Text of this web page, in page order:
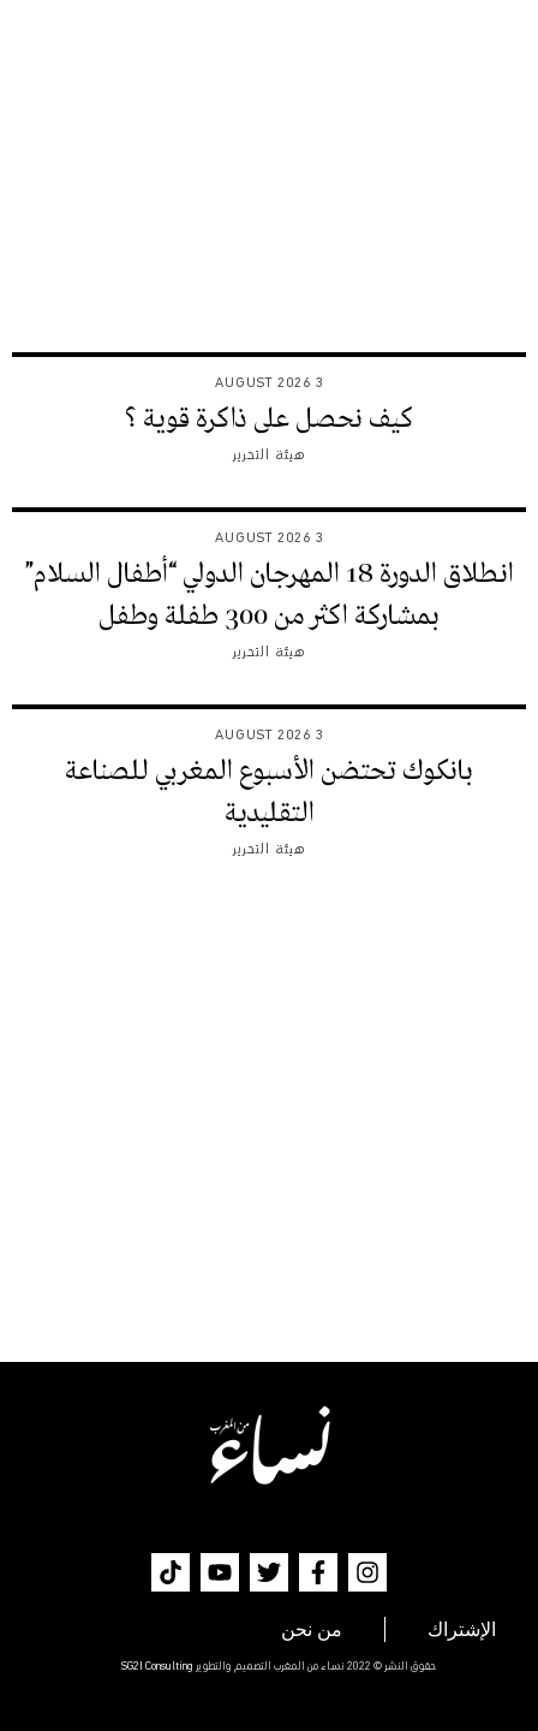
3 AUGUST 2026
كيف نحصل على ذاكرة قوية ؟
هيئة التحرير
3 AUGUST 2026
انطلاق الدورة 18 المهرجان الدولي “أطفال السلام”
بمشاركة اكثر من 300 طفلة وطفل
هيئة التحرير
3 AUGUST 2026
بانكوك تحتضن الأسبوع المغربي للصناعة
التقليدية
هيئة التحرير
الإشتراك من نحن
حقوق النشر © 2022 نساء من المغرب التصميم والتطوير SG2I Consulting